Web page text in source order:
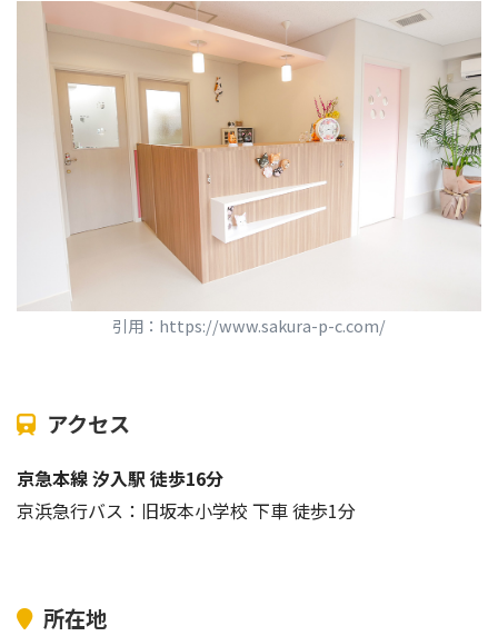
引用：https://www.sakura-p-c.com/
アクセス
京急本線 汐入駅 徒歩16分
京浜急行バス：旧坂本小学校 下車 徒歩1分
所在地